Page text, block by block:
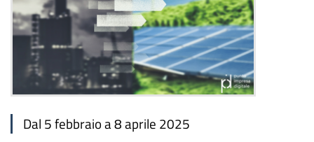
Dal 5 febbraio a 8 aprile 2025